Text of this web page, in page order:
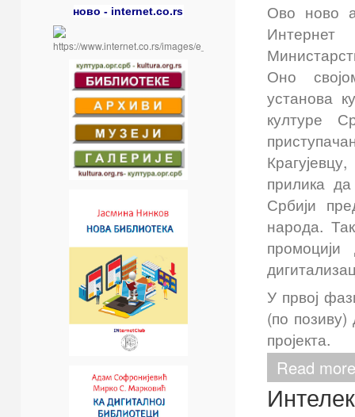
ново - internet.co.rs
Ово ново
Оно
установа
културе
прилика
Србији
народа.
У првој
(по
пројекта.
Read